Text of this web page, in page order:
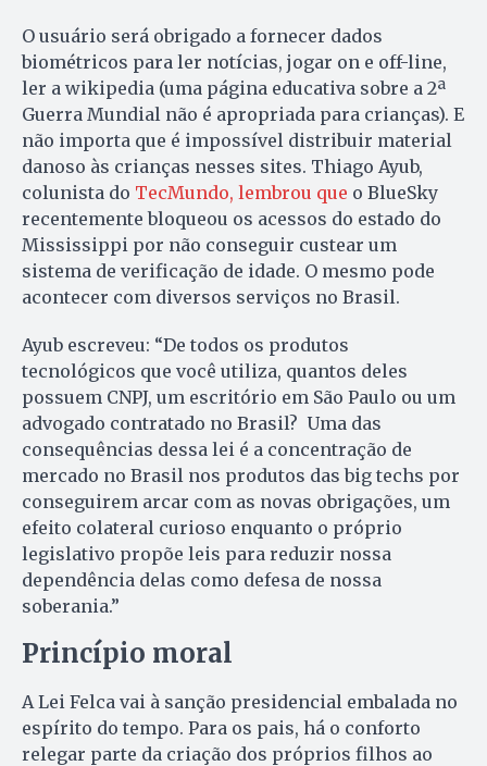
O usuário será obrigado a fornecer dados
biométricos para ler notícias, jogar on e off-line,
ler a wikipedia (uma página educativa sobre a 2ª
Guerra Mundial não é apropriada para crianças). E
não importa que é impossível distribuir material
danoso às crianças nesses sites. Thiago Ayub,
colunista do TecMundo, lembrou que o BlueSky
recentemente bloqueou os acessos do estado do
Mississippi por não conseguir custear um
sistema de verificação de idade. O mesmo pode
acontecer com diversos serviços no Brasil.
Ayub escreveu: “De todos os produtos
tecnológicos que você utiliza, quantos deles
possuem CNPJ, um escritório em São Paulo ou um
advogado contratado no Brasil? Uma das
consequências dessa lei é a concentração de
mercado no Brasil nos produtos das big techs por
conseguirem arcar com as novas obrigações, um
efeito colateral curioso enquanto o próprio
legislativo propõe leis para reduzir nossa
dependência delas como defesa de nossa
soberania.”
Princípio moral
A Lei Felca vai à sanção presidencial embalada no
espírito do tempo. Para os pais, há o conforto
relegar parte da criação dos próprios filhos ao